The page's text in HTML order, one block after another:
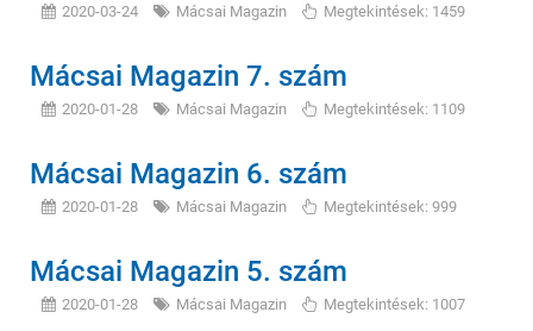
2020-03-24 Mácsai Magazin Megtekintések: 1459
Mácsai Magazin 7. szám
2020-01-28 Mácsai Magazin Megtekintések: 1109
Mácsai Magazin 6. szám
2020-01-28 Mácsai Magazin Megtekintések: 999
Mácsai Magazin 5. szám
2020-01-28 Mácsai Magazin Megtekintések: 1007